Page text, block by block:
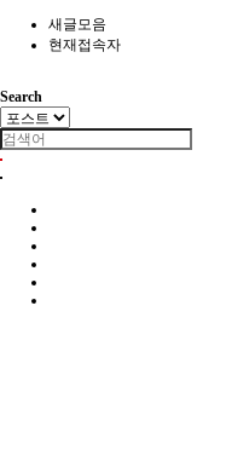
새글모음
현재접속자
Search